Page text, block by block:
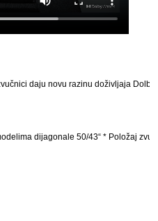
daju novu razinu doživljaja
dijagonale 50/43“ * Položaj